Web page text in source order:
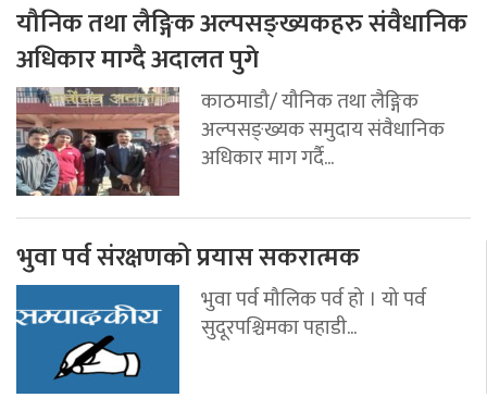
यौनिक तथा लैङ्गिक अल्पसङ्ख्यकहरु संवैधानिक
अधिकार माग्दै अदालत पुगे
काठमाडौ/ यौनिक तथा लैङ्गिक
अल्पसङ्ख्यक समुदाय संवैधानिक
अधिकार माग गर्दै...
भुवा पर्व संरक्षणको प्रयास सकरात्मक
भुवा पर्व मौलिक पर्व हो । यो पर्व
सुदूरपश्चिमका पहाडी...